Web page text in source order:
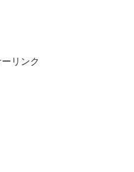
リンク